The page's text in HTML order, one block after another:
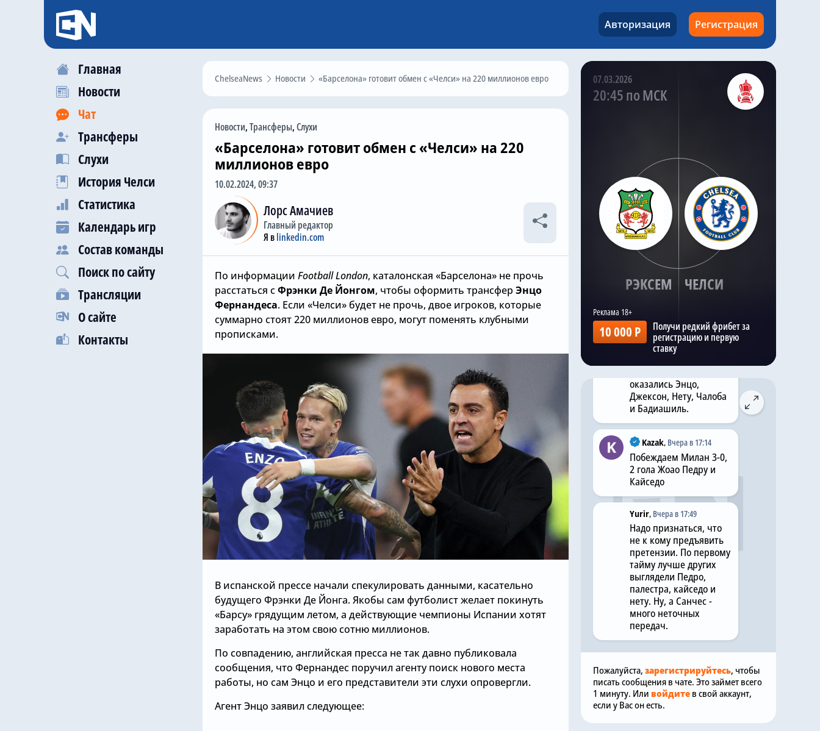
Авторизация Регистрация
Главная
Новости
Чат
Трансферы
Слухи
История Челси
Статистика
Календарь игр
Состав команды
Поиск по сайту
Трансляции
О сайте
Контакты
ChelseaNews Новости «Барселона» готовит обмен с «Челси» на 220 миллионов евро
Новости,Трансферы,Слухи
«Барселона» готовит обмен с «Челси» на 220
миллионов евро
10.02.2024, 09:37
Лорс Амачиев
Главный редактор
Я вlinkedin.com
По информации Football London, каталонская «Барселона» не прочь
расстаться сФрэнки Де Йонгом, чтобы оформить трансфер Энцо
Фернандеса. Если «Челси» будет не прочь, двое игроков, которые
суммарно стоят 220 миллионов евро, могут поменять клубными
прописками.
В испанской прессе начали спекулировать данными, касательно
будущего Фрэнки Де Йонга. Якобы сам футболист желает покинуть
«Барсу» грядущим летом, а действующие чемпионы Испании хотят
заработать на этом свою сотню миллионов.
По совпадению, английская пресса не так давно публиковала
сообщения, что Фернандес поручил агенту поиск нового места
работы, но сам Энцо и его представители эти слухи опровергли.
Агент Энцо заявил следующее:
07.03.2026
20:45 по МСК
РЭКСЕМ ЧЕЛСИ
10 000 Р
Получи редкий фрибет за
регистрацию и первую
ставку
✅ Лум Тшауна – 23,5
млн евро
млн евро
последние 25 дней
трансферного окна,
чтобы не попасть под
санкции ФИФА, – BBC
Лондонцам нужно
сократить раздутый
состав Хаби Алонсо с 41
игрока до
(включая 5 вратарей, 9
нападающих), ведь
правила запрещают
изолировать
выставленных на
оказались Энцо,
Джексон, Нету, Чалоба
и Бадиашиль.
Kazak, Вчера в 17:14
Побеждаем Милан 3-0,
2 гола Жоао Педру и
Кайседо
Yurir, Вчера в 17:49
Надо признаться, что
не к кому предъявить
претензии. По первому
тайму лучше других
выглядели Педро,
палестра, кайседо и
нету. Ну, а Санчес -
много неточных
передач.
Пожалуйста, зарегистрируйтесь, чтобы
писать сообщения в чате. Это займет всего
1 минуту. Или войдите в свой аккаунт,
если у Вас он есть.